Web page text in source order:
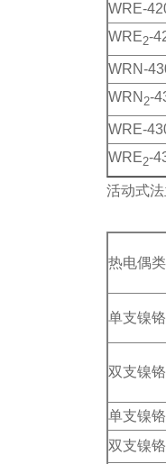
WRE-
WRE2-
WRN-
WRN 2-
WRE-
WRE2-
活动式
热电偶
单支镍
双支镍
单支镍
双支镍